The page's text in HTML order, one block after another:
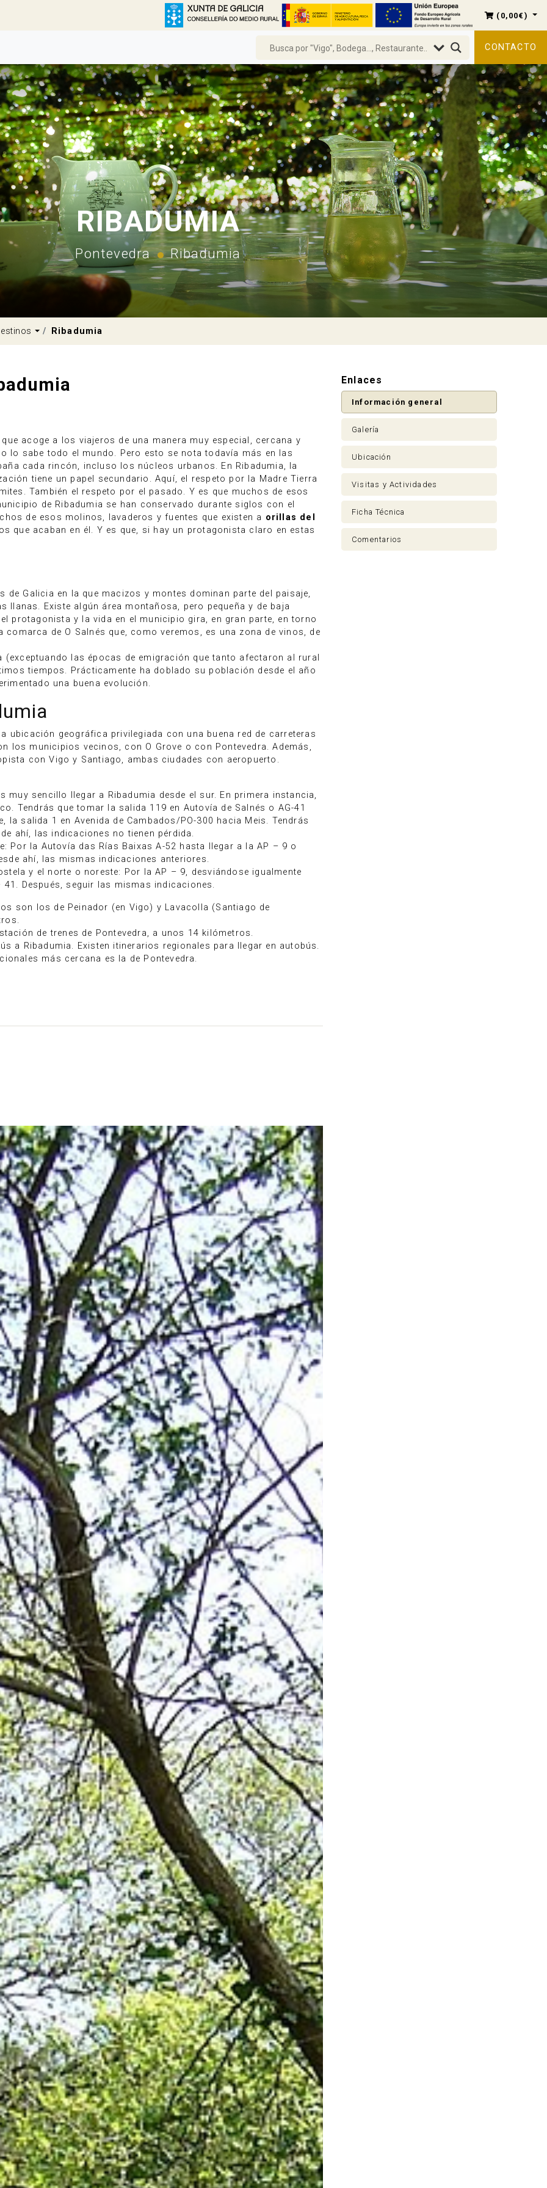
( 0,00€ )
CONTACTO
RIBADUMIA
Pontevedra Ribadumia
Dropdown
Ribadumia
acoge a los viajeros de una manera muy especial, cercana y
lo sabe todo el mundo. Pero esto se nota todavía más en las
cada rincón, incluso los núcleos urbanos. En Ribadumia, la
tiene un papel secundario. Aquí, el respeto por la Madre Tierra
También el respeto por el pasado. Y es que muchos de esos
de Ribadumia se han conservado durante siglos con el
de esos molinos, lavaderos y fuentes que existen a orillas del
que acaban en él. Y es que, si hay un protagonista claro en estas
Galicia en la que macizos y montes dominan parte del paisaje,
llanas. Existe algún área montañosa, pero pequeña y de baja
protagonista y la vida en el municipio gira, en gran parte, en torno
de O Salnés que, como veremos, es una zona de vinos, de
las épocas de emigración que tanto afectaron al rural
tiempos. Prácticamente ha doblado su población desde el año
una buena evolución.
ubicación geográfica privilegiada con una buena red de carreteras
los municipios vecinos, con O Grove o con Pontevedra. Además,
con Vigo y Santiago, ambas ciudades con aeropuerto.
muy sencillo llegar a Ribadumia desde el sur. En primera instancia,
Tendrás que tomar la salida 119 en Autovía de Salnés o AG-41
la salida 1 en Avenida de Cambados/PO-300 hacia Meis. Tendrás
ahí, las indicaciones no tienen pérdida.
Por la Autovía das Rías Baixas A-52 hasta llegar a la AP – 9 o
ahí, las mismas indicaciones anteriores.
y el norte o noreste: Por la AP – 9, desviándose igualmente
Después, seguir las mismas indicaciones.
son los de Peinador (en Vigo) y Lavacolla (Santiago de
de trenes de Pontevedra, a unos 14 kilómetros.
a Ribadumia. Existen itinerarios regionales para llegar en autobús.
más cercana es la de Pontevedra.
Enlaces
Información general
Galería
Ubicación
Visitas y Actividades
Ficha Técnica
Comentarios